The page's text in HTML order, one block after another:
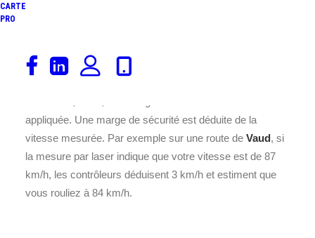
CARTE
PRO
Rue de l’Ancien-Stand dans la ville de Yverdon-les-
Bains, dans la région de VD (Vaud).
appliquée. Une marge de sécurité est déduite de la
vitesse mesurée. Par exemple sur une route de Vaud, si
la mesure par laser indique que votre vitesse est de 87
km/h, les contrôleurs déduisent 3 km/h et estiment que
vous rouliez à 84 km/h.